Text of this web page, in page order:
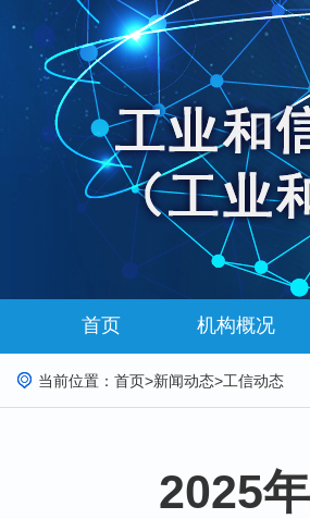
首页 机构概况
当前位置： 首页>新闻动态>工信动态
2025